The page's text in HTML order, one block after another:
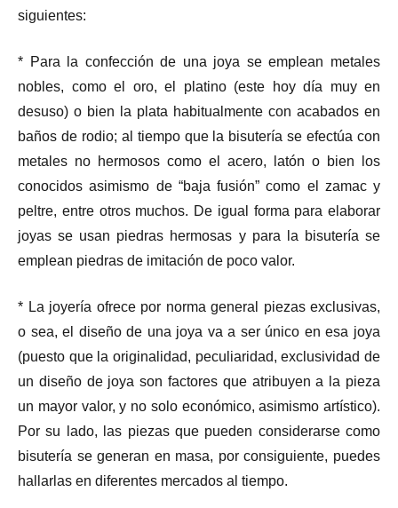
siguientes:
* Para la confección de una joya se emplean metales
nobles, como el oro, el platino (este hoy día muy en
desuso) o bien la plata habitualmente con acabados en
baños de rodio; al tiempo que la bisutería se efectúa con
metales no hermosos como el acero, latón o bien los
conocidos asimismo de “baja fusión” como el zamac y
peltre, entre otros muchos. De igual forma para elaborar
joyas se usan piedras hermosas y para la bisutería se
emplean piedras de imitación de poco valor.
* La joyería ofrece por norma general piezas exclusivas,
o sea, el diseño de una joya va a ser único en esa joya
(puesto que la originalidad, peculiaridad, exclusividad de
un diseño de joya son factores que atribuyen a la pieza
un mayor valor, y no solo económico, asimismo artístico).
Por su lado, las piezas que pueden considerarse como
bisutería se generan en masa, por consiguiente, puedes
hallarlas en diferentes mercados al tiempo.